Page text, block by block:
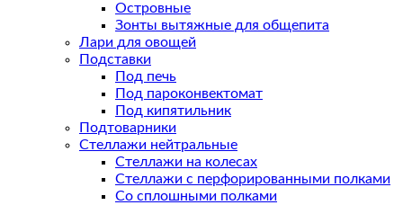
Островные
Зонты вытяжные для общепита
Лари для овощей
Подставки
Под печь
Под пароконвектомат
Под кипятильник
Подтоварники
Стеллажи нейтральные
Стеллажи на колесах
Стеллажи с перфорированными полками
Со сплошными полками